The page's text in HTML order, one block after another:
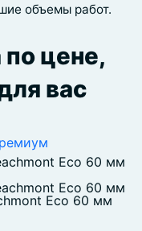
объемы работ.
цене,
вас
Eco 60 мм